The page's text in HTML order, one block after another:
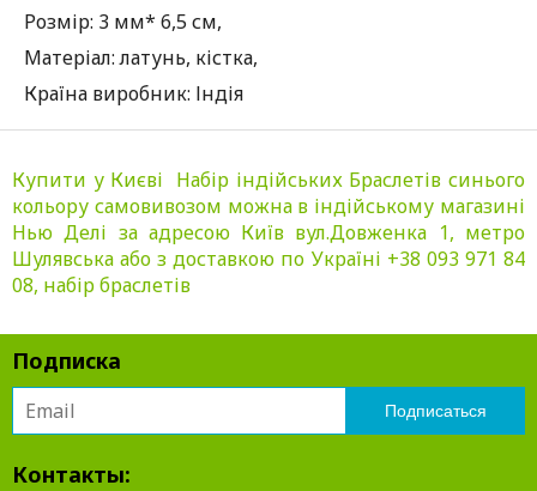
Розмір: 3 мм* 6,5 см,
Матеріал: латунь, кістка,
Країна виробник: Індія
Купити у Києві Набір індійських Браслетів синього
кольору самовивозом можна в індійському магазині
Нью Делі за адресою Київ вул.Довженка 1, метро
Шулявська або з доставкою по Україні +38 093 971 84
08, набір браслетів
Подписка
Контакты: